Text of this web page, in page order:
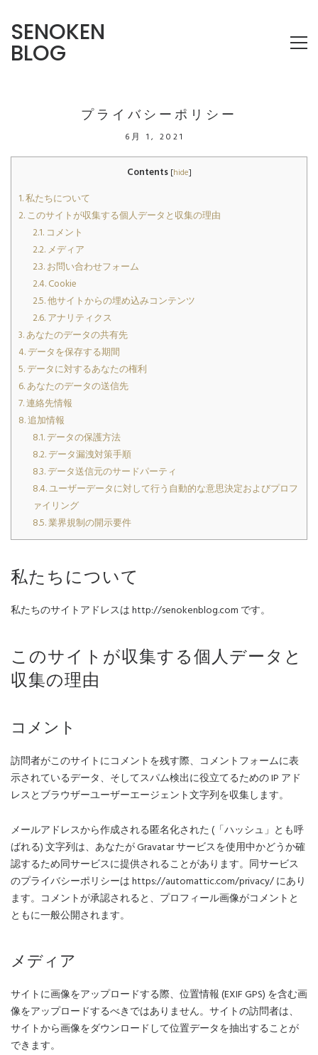
SENOKEN
BLOG
プライバシーポリシー
6月 1, 2021
Contents [hide]
1.私たちについて
2.このサイトが収集する個人データと収集の理由
2.1.コメント
2.2.メディア
2.3.お問い合わせフォーム
2.4.Cookie
2.5.他サイトからの埋め込みコンテンツ
2.6.アナリティクス
3.あなたのデータの共有先
4.データを保存する期間
5.データに対するあなたの権利
6.あなたのデータの送信先
7.連絡先情報
8.追加情報
8.1.データの保護方法
8.2.データ漏洩対策手順
8.3.データ送信元のサードパーティ
8.4.ユーザーデータに対して行う自動的な意思決定およびプロフ
ァイリング
8.5.業界規制の開示要件
私たちについて
私たちのサイトアドレスは http://senokenblog.com です。
このサイトが収集する個人データと
収集の理由
コメント
訪問者がこのサイトにコメントを残す際、コメントフォームに表
示されているデータ、そしてスパム検出に役立てるための IP アド
レスとブラウザーユーザーエージェント文字列を収集します。
メールアドレスから作成される匿名化された (「ハッシュ」とも呼
ばれる) 文字列は、あなたが Gravatar サービスを使用中かどうか確
認するため同サービスに提供されることがあります。同サービス
のプライバシーポリシーは https://automattic.com/privacy/ にあり
ます。コメントが承認されると、プロフィール画像がコメントと
ともに一般公開されます。
メディア
サイトに画像をアップロードする際、位置情報 (EXIF GPS) を含む画
像をアップロードするべきではありません。サイトの訪問者は、
サイトから画像をダウンロードして位置データを抽出することが
できます。